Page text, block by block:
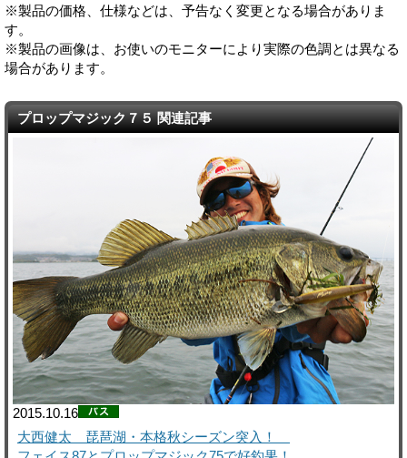
※製品の価格、仕様などは、予告なく変更となる場合がありま
す。
※製品の画像は、お使いのモニターにより実際の色調とは異なる
場合があります。
プロップマジック７５ 関連記事
2015.10.16
大西健太 琵琶湖・本格秋シーズン突入！